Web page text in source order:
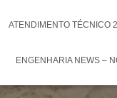
ATENDIMENTO TÉCNICO
ENGENHARIA NEWS –